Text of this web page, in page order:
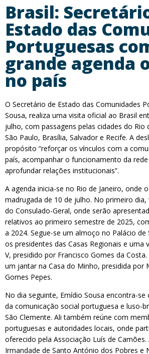
Brasil:
Estado das
Portuguesas
grande agenda
no país
O Secretário de Estado das Comunidades
Sousa, realiza uma visita oficial ao Brasil
julho, com passagens pelas cidades do Rio
São Paulo, Brasília, Salvador e Recife. A
propósito “reforçar os vínculos com a
país, acompanhar o funcionamento da
aprofundar relações institucionais”.
A agenda inicia-se no Rio de Janeiro, onde
madrugada de 10 de julho. No primeiro dia,
do Consulado-Geral, onde serão
relativos ao primeiro semestre de 2025,
a 2024. Segue-se um almoço no Palácio de
os presidentes das Casas Regionais e uma
V, presidido por Francisco Gomes da
um jantar na Casa do Minho, presidida por
Gomes Pepes.
No dia seguinte, Emídio Sousa encontra-
da comunicação social portuguesa e luso-
São Clemente. Ali também reúne com
portuguesas e autoridades locais, onde
oferecido pela Associação Luís de
Irmandade de Santo António dos Pobres e